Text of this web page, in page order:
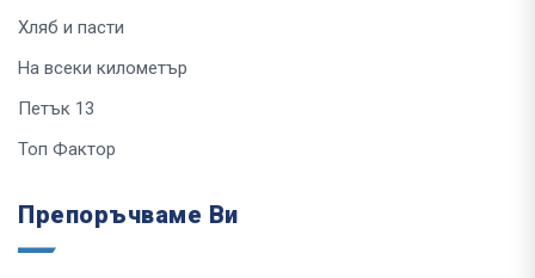
Хляб и пасти
На всеки километър
Петък 13
Топ Фактор
Препоръчваме Ви